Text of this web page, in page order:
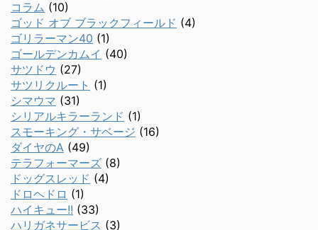
コラム (10)
ゴッド オブ ブラックフィールド (4)
ゴリラーマン40 (1)
ゴールデンカムイ (40)
サツドウ (27)
サツリクルート (1)
シマウマ (31)
シリアルキラーランド (1)
スモーキング・サベージ (16)
ダイヤのA (49)
テラフォーマーズ (8)
ドッグスレッド (4)
ドロヘドロ (1)
ハイキュー!! (33)
ハリガネサービス (3)